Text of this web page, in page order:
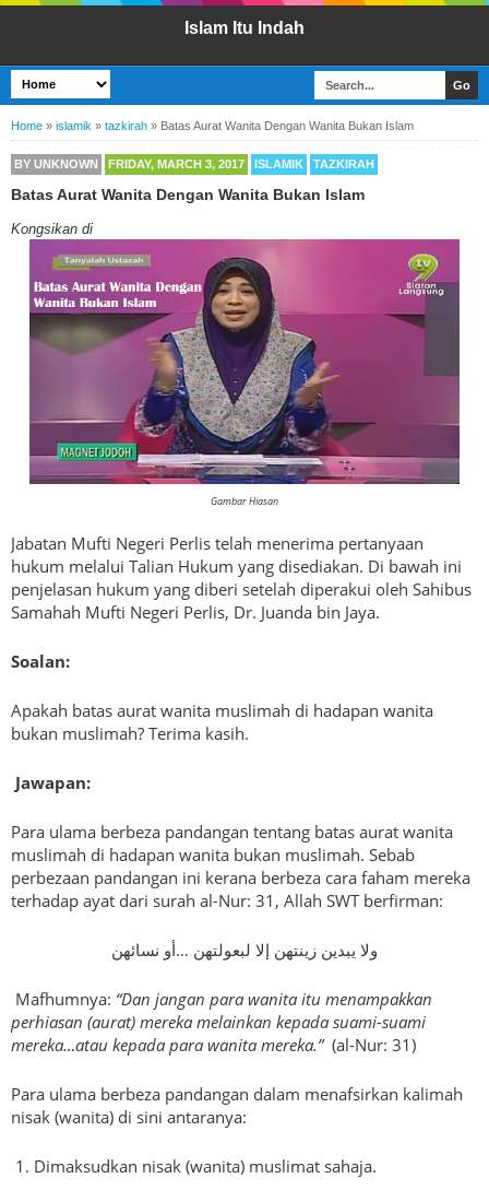
Islam Itu Indah
Home » islamik » tazkirah » Batas Aurat Wanita Dengan Wanita Bukan Islam
BY UNKNOWN FRIDAY, MARCH 3, 2017 ISLAMIK TAZKIRAH
Batas Aurat Wanita Dengan Wanita Bukan Islam
Kongsikan di
Gambar Hiasan
Jabatan Mufti Negeri Perlis telah menerima pertanyaan
hukum melalui Talian Hukum yang disediakan. Di bawah ini
penjelasan hukum yang diberi setelah diperakui oleh Sahibus
Samahah Mufti Negeri Perlis, Dr. Juanda bin Jaya.
Soalan:
Apakah batas aurat wanita muslimah di hadapan wanita
bukan muslimah? Terima kasih.
Jawapan:
Para ulama berbeza pandangan tentang batas aurat wanita
muslimah di hadapan wanita bukan muslimah. Sebab
perbezaan pandangan ini kerana berbeza cara faham mereka
terhadap ayat dari surah al-Nur: 31, Allah SWT berfirman:
ولا يبدين زينتهن إلا لبعولتهن …أو نسائهن
Mafhumnya: “Dan jangan para wanita itu menampakkan
perhiasan (aurat) mereka melainkan kepada suami-suami
mereka…atau kepada para wanita mereka.” (al-Nur: 31)
Para ulama berbeza pandangan dalam menafsirkan kalimah
nisak (wanita) di sini antaranya:
1. Dimaksudkan nisak (wanita) muslimat sahaja.